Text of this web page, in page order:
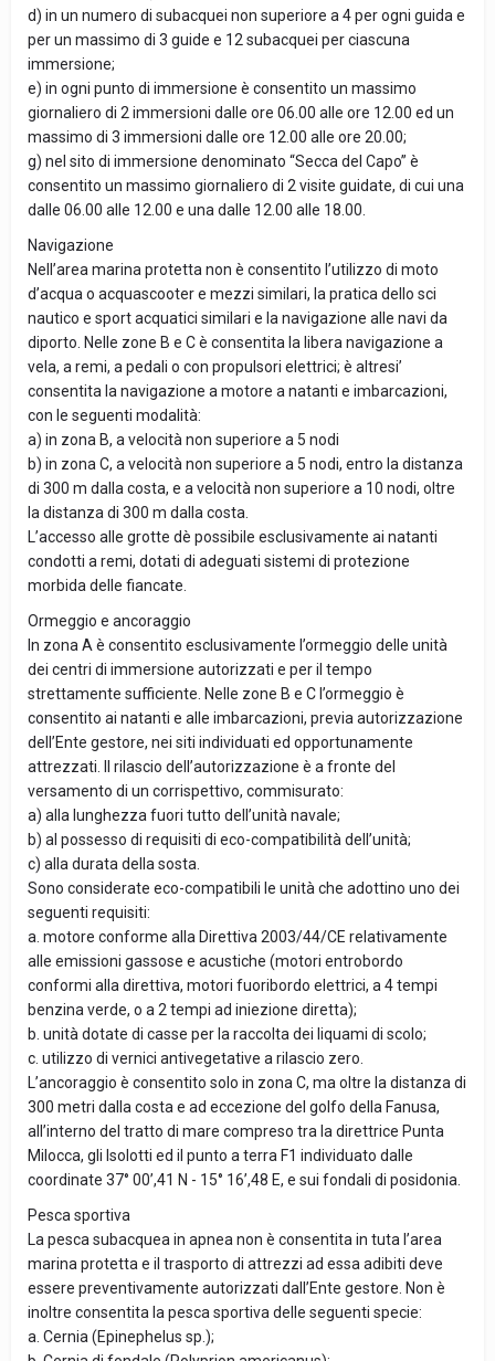
d) in un numero di subacquei non superiore a 4 per ogni guida e
per un massimo di 3 guide e 12 subacquei per ciascuna
immersione;
e) in ogni punto di immersione è consentito un massimo
giornaliero di 2 immersioni dalle ore 06.00 alle ore 12.00 ed un
massimo di 3 immersioni dalle ore 12.00 alle ore 20.00;
g) nel sito di immersione denominato “Secca del Capo” è
consentito un massimo giornaliero di 2 visite guidate, di cui una
dalle 06.00 alle 12.00 e una dalle 12.00 alle 18.00.
Navigazione
Nell’area marina protetta non è consentito l’utilizzo di moto
d’acqua o acquascooter e mezzi similari, la pratica dello sci
nautico e sport acquatici similari e la navigazione alle navi da
diporto. Nelle zone B e C è consentita la libera navigazione a
vela, a remi, a pedali o con propulsori elettrici; è altresi’
consentita la navigazione a motore a natanti e imbarcazioni,
con le seguenti modalità:
a) in zona B, a velocità non superiore a 5 nodi
b) in zona C, a velocità non superiore a 5 nodi, entro la distanza
di 300 m dalla costa, e a velocità non superiore a 10 nodi, oltre
la distanza di 300 m dalla costa.
L’accesso alle grotte dè possibile esclusivamente ai natanti
condotti a remi, dotati di adeguati sistemi di protezione
morbida delle fiancate.
Ormeggio e ancoraggio
In zona A è consentito esclusivamente l’ormeggio delle unità
dei centri di immersione autorizzati e per il tempo
strettamente sufficiente. Nelle zone B e C l’ormeggio è
consentito ai natanti e alle imbarcazioni, previa autorizzazione
dell’Ente gestore, nei siti individuati ed opportunamente
attrezzati. Il rilascio dell’autorizzazione è a fronte del
versamento di un corrispettivo, commisurato:
a) alla lunghezza fuori tutto dell’unità navale;
b) al possesso di requisiti di eco-compatibilità dell’unità;
c) alla durata della sosta.
Sono considerate eco-compatibili le unità che adottino uno dei
seguenti requisiti:
a. motore conforme alla Direttiva 2003/44/CE relativamente
alle emissioni gassose e acustiche (motori entrobordo
conformi alla direttiva, motori fuoribordo elettrici, a 4 tempi
benzina verde, o a 2 tempi ad iniezione diretta);
b. unità dotate di casse per la raccolta dei liquami di scolo;
c. utilizzo di vernici antivegetative a rilascio zero.
L’ancoraggio è consentito solo in zona C, ma oltre la distanza di
300 metri dalla costa e ad eccezione del golfo della Fanusa,
all’interno del tratto di mare compreso tra la direttrice Punta
Milocca, gli Isolotti ed il punto a terra F1 individuato dalle
coordinate 37° 00’,41 N - 15° 16’,48 E, e sui fondali di posidonia.
Pesca sportiva
La pesca subacquea in apnea non è consentita in tuta l’area
marina protetta e il trasporto di attrezzi ad essa adibiti deve
essere preventivamente autorizzati dall’Ente gestore. Non è
inoltre consentita la pesca sportiva delle seguenti specie:
a. Cernia (Epinephelus sp.);